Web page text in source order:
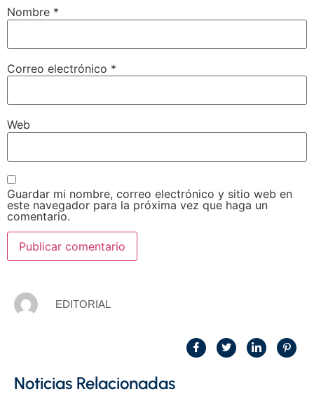
Nombre *
Correo electrónico *
Web
Guardar mi nombre, correo electrónico y sitio web en
este navegador para la próxima vez que haga un
comentario.
EDITORIAL
Noticias Relacionadas